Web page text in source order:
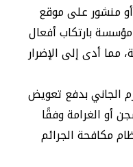
منشور على موقع
بارتكاب أفعال
مما أدى إلى الإضرار
الجاني بدفع تعويض
أو الغرامة وفقًا
مكافحة الجرائم